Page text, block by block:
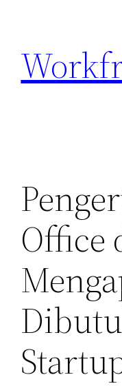
konten
Office